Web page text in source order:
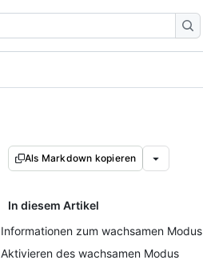
Als Markdown kopieren
In diesem Artikel
Informationen zum wachsamen Modus
Aktivieren des wachsamen Modus